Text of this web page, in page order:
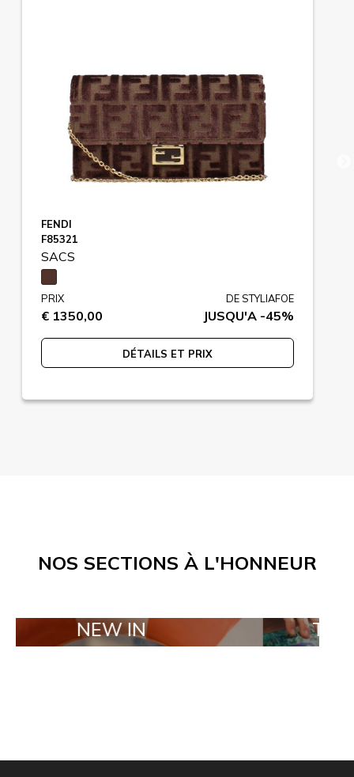
FENDI
F85321
SACS
PRIX
€ 1350,00
DE STYLIAFOE
JUSQU'A -45%
DÉTAILS ET PRIX
NOS SECTIONS À L'HONNEUR
IN TAILOR MADE